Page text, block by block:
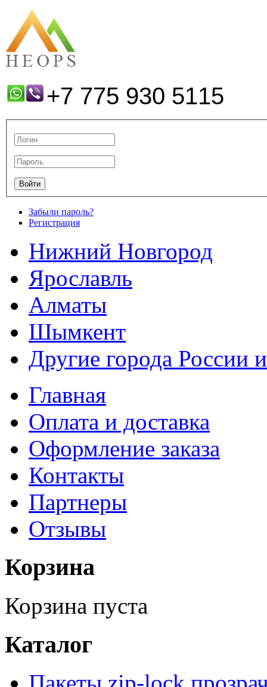
+7 775 930 5115
Забыли пароль?
Регистрация
Нижний Новгород
Ярославль
Алматы
Шымкент
Другие города России
Главная
Оплата и доставка
Оформление заказа
Контакты
Партнеры
Отзывы
Корзина
Корзина пуста
Каталог